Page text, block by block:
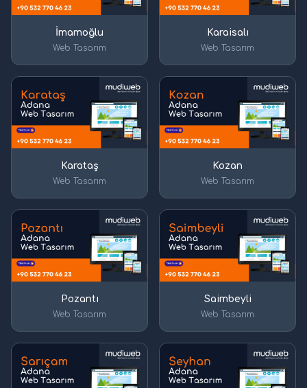
İmamoğlu
Web Tasarım
Karaisalı
Web Tasarım
Karataş
Web Tasarım
Kozan
Web Tasarım
Pozantı
Web Tasarım
Saimbeyli
Web Tasarım